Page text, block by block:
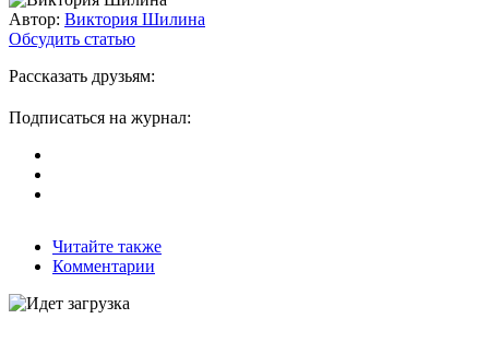
Автор: Виктория Шилина
Обсудить статью
Рассказать друзьям:
Подписаться на журнал:
Читайте также
Комментарии